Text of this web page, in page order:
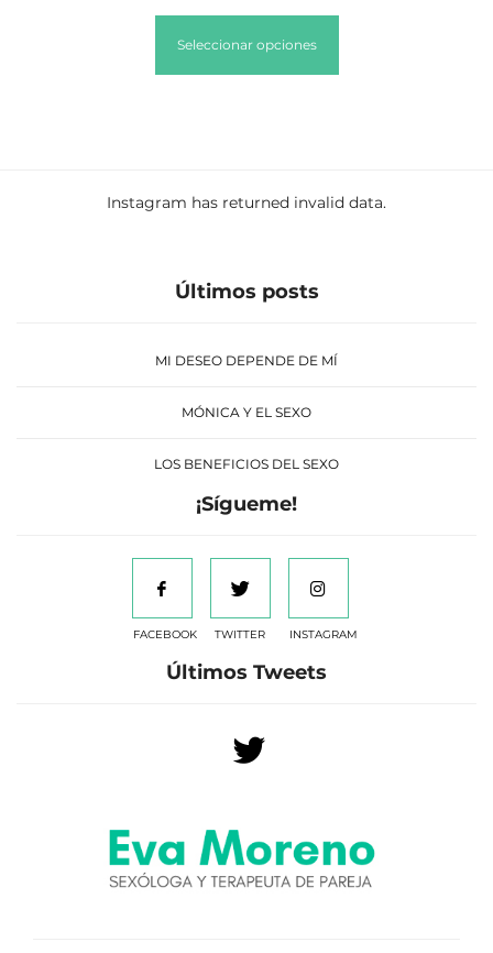
Seleccionar opciones
Instagram has returned invalid data.
Últimos posts
MI DESEO DEPENDE DE MÍ
MÓNICA Y EL SEXO
LOS BENEFICIOS DEL SEXO
¡Sígueme!
FACEBOOK TWITTER INSTAGRAM
Últimos Tweets